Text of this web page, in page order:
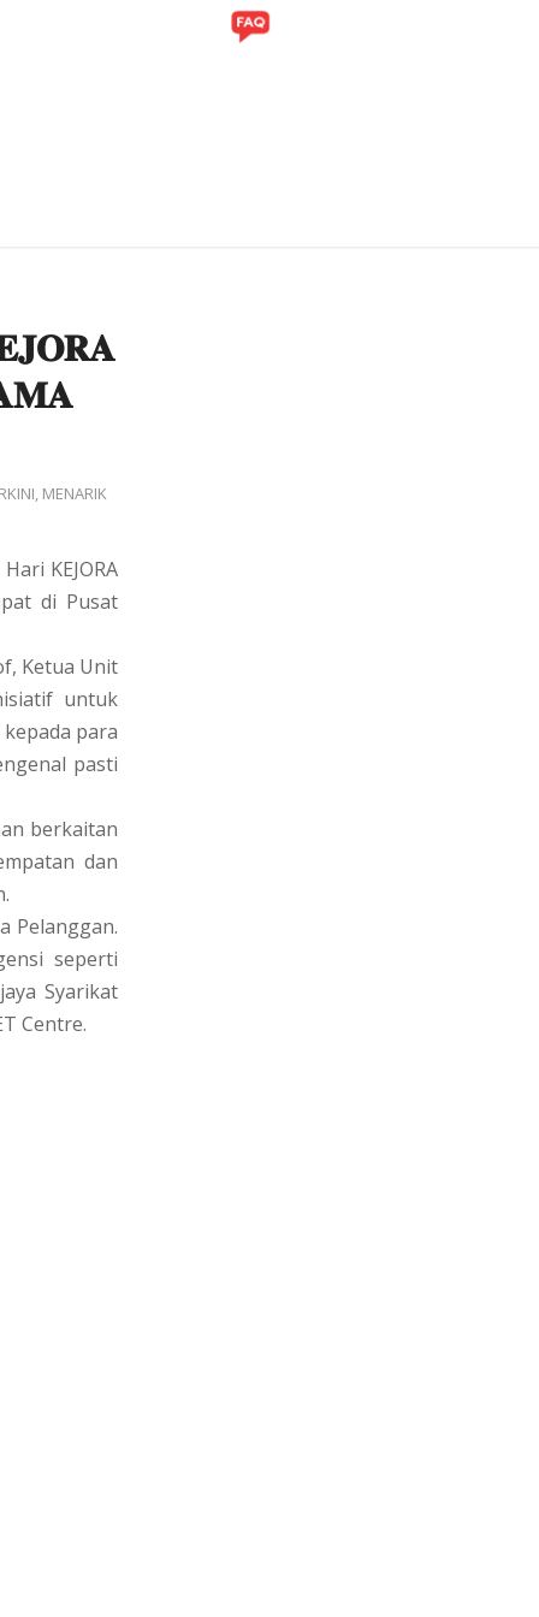
, MENARIK
KEJORA
di Pusat
Ketua Unit
untuk
para
pasti
berkaitan
dan
Pelanggan.
seperti
Syarikat
Centre.